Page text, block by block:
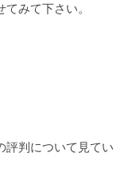
みて下さい。
評判について見てい